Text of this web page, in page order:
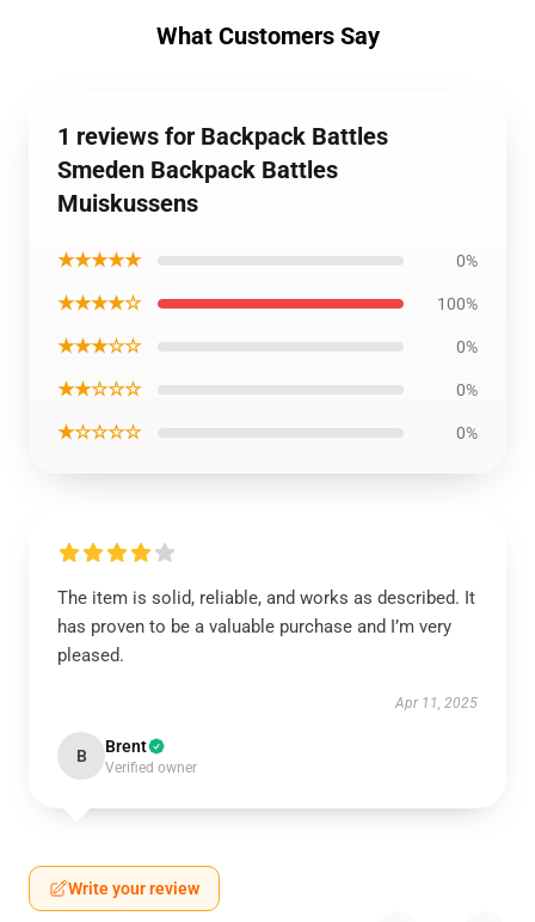
What Customers Say
1 reviews for Backpack Battles
Smeden Backpack Battles
Muiskussens
★★★★★ 0%
★★★★☆ 100%
★★★☆☆ 0%
★★☆☆☆ 0%
★☆☆☆☆ 0%
The item is solid, reliable, and works as described. It
has proven to be a valuable purchase and I’m very
pleased.
Apr 11, 2025
B Brent
Verified owner
Write your review